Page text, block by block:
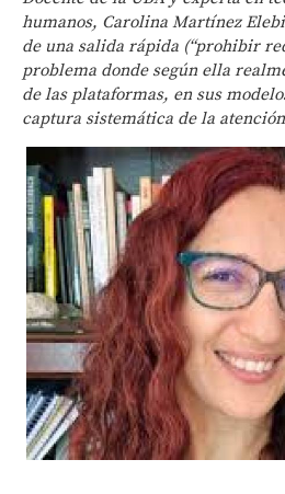
humanos, Carolina Martínez
de una salida rápida (“prohibir
problema donde según ella
de las plataformas, en sus
captura sistemática de la